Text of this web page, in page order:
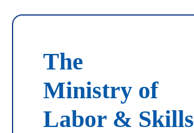
The
Ministry of
Labor & Skills